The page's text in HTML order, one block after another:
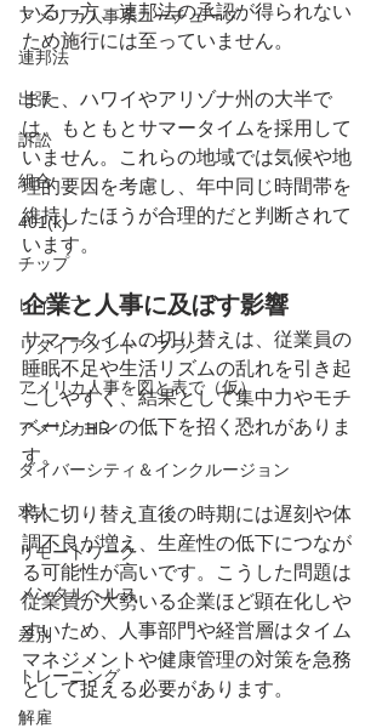
アメリカ人事系ユーチューブ
連邦法
出張
訴訟
組合
401(k)
チップ
レイオフ
リタイアメント・プラン
アメリカ人事を図と表で（仮）
アメリカHR
ダイバーシティ＆インクルージョン
求人
リモートワーク
メンタルヘルス
差別
トレーニング
解雇
いる一方、連邦法の承認が得られない
ため施行には至っていません。
また、ハワイやアリゾナ州の大半で
は、もともとサマータイムを採用して
いません。これらの地域では気候や地
理的要因を考慮し、年中同じ時間帯を
維持したほうが合理的だと判断されて
います。
企業と人事に及ぼす影響
サマータイムの切り替えは、従業員の
睡眠不足や生活リズムの乱れを引き起
こしやすく、結果として集中力やモチ
ベーションの低下を招く恐れがありま
す。
特に切り替え直後の時期には遅刻や体
調不良が増え、生産性の低下につなが
る可能性が高いです。こうした問題は
従業員が大勢いる企業ほど顕在化しや
すいため、人事部門や経営層はタイム
マネジメントや健康管理の対策を急務
として捉える必要があります。